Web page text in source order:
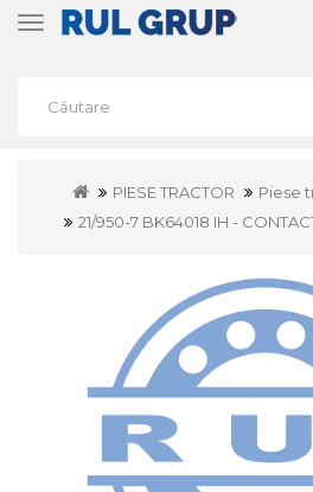
Toggle
PIESE TRACTOR
Piese
21/950-7 BK64018 IH -